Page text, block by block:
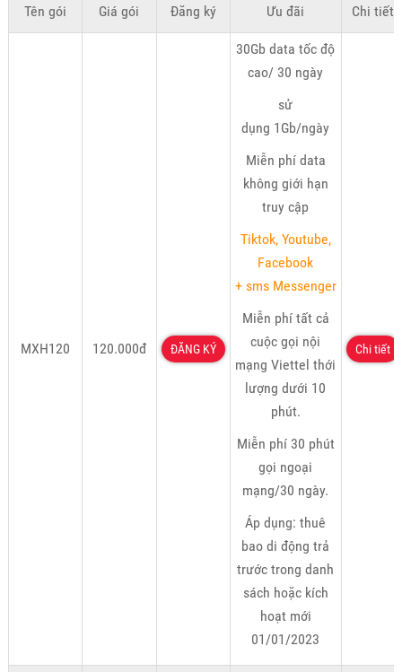
Tên gói Giá gói Đăng ký Ưu đãi Chi tiết
MXH120 120.000đ ĐĂNG KÝ
30Gb data tốc độ
cao/ 30 ngày
sử
dụng 1Gb/ngày
Miễn phí data
không giới hạn
truy cập
Tiktok, Youtube,
Facebook
+ sms Messenger
Miễn phí tất cả
cuộc gọi nội
mạng Viettel thới
lượng dưới 10
phút.
Miễn phí 30 phút
gọi ngoại
mạng/30 ngày.
Áp dụng: thuê
bao di động trả
trước trong danh
sách hoặc kích
hoạt mới
01/01/2023
Chi tiết